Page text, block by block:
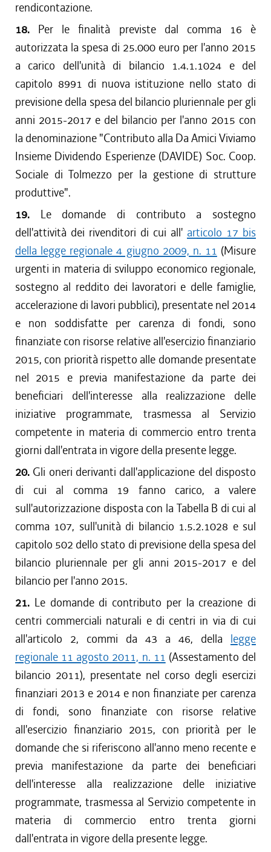
rendicontazione.
18. Per le finalità previste dal comma 16 è
autorizzata la spesa di 25.000 euro per l'anno 2015
a carico dell'unità di bilancio 1.4.1.1024 e del
capitolo 8991 di nuova istituzione nello stato di
previsione della spesa del bilancio pluriennale per gli
anni 2015-2017 e del bilancio per l'anno 2015 con
la denominazione "Contributo alla Da Amici Viviamo
Insieme Dividendo Esperienze (DAVIDE) Soc. Coop.
Sociale di Tolmezzo per la gestione di strutture
produttive".
19. Le domande di contributo a sostegno
dell'attività dei rivenditori di cui all' articolo 17 bis
della legge regionale 4 giugno 2009, n. 11 (Misure
urgenti in materia di sviluppo economico regionale,
sostegno al reddito dei lavoratori e delle famiglie,
accelerazione di lavori pubblici), presentate nel 2014
e non soddisfatte per carenza di fondi, sono
finanziate con risorse relative all'esercizio finanziario
2015, con priorità rispetto alle domande presentate
nel 2015 e previa manifestazione da parte dei
beneficiari dell'interesse alla realizzazione delle
iniziative programmate, trasmessa al Servizio
competente in materia di commercio entro trenta
giorni dall'entrata in vigore della presente legge.
20. Gli oneri derivanti dall'applicazione del disposto
di cui al comma 19 fanno carico, a valere
sull'autorizzazione disposta con la Tabella B di cui al
comma 107, sull'unità di bilancio 1.5.2.1028 e sul
capitolo 502 dello stato di previsione della spesa del
bilancio pluriennale per gli anni 2015-2017 e del
bilancio per l'anno 2015.
21. Le domande di contributo per la creazione di
centri commerciali naturali e di centri in via di cui
all'articolo 2, commi da 43 a 46, della legge
regionale 11 agosto 2011, n. 11 (Assestamento del
bilancio 2011), presentate nel corso degli esercizi
finanziari 2013 e 2014 e non finanziate per carenza
di fondi, sono finanziate con risorse relative
all'esercizio finanziario 2015, con priorità per le
domande che si riferiscono all'anno meno recente e
previa manifestazione da parte dei beneficiari
dell'interesse alla realizzazione delle iniziative
programmate, trasmessa al Servizio competente in
materia di commercio entro trenta giorni
dall'entrata in vigore della presente legge.